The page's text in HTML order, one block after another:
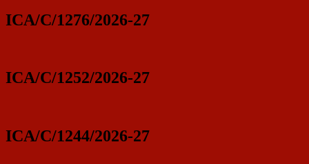
ICA/C/1276/2026-27
ICA/C/1252/2026-27
ICA/C/1244/2026-27